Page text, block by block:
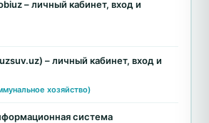
– личный кабинет, вход и
– личный кабинет, вход и
хозяйство)
система